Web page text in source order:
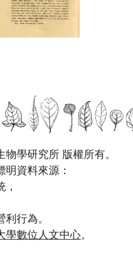
學研究所 版權所有。
資料來源：
，
行為。
學數位人文中心。